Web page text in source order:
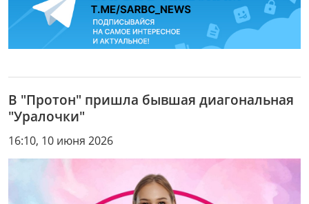
В "Протон" пришла бывшая диагональная
"Уралочки"
16:10, 10 июня 2026